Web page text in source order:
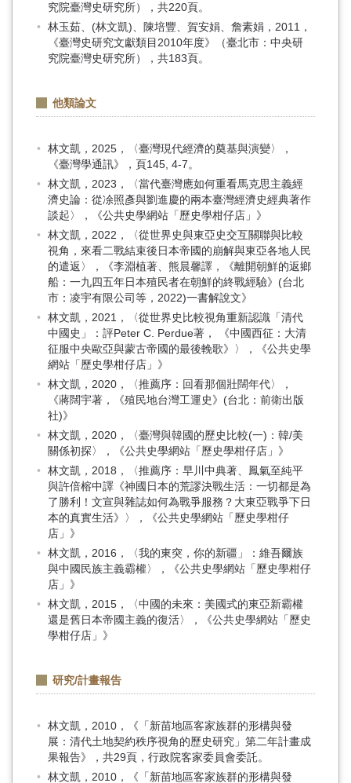
究院臺灣史研究所），共220頁。
林玉茹、(林文凱)、陳培豐、賀安娟、詹素娟，2011，
《臺灣史研究文獻類目2010年度》（臺北市：中央研
究院臺灣史研究所），共183頁。
他類論文
林文凱，2025，〈臺灣現代經濟的奠基與演變〉，
《臺灣學通訊》，頁145, 4-7。
林文凱，2023，〈當代臺灣應如何重看馬克思主義經
濟史論：從凃照彥與劉進慶的兩本臺灣經濟史經典著作
談起〉，《公共史學網站「歷史學柑仔店」》
林文凱，2022，〈從世界史與東亞史交互關聯與比較
視角，來看二戰結束後日本帝國的崩解與東亞各地人民
的遣返〉，《李淵植著、熊晨馨譯，《離開朝鮮的返鄉
船：一九四五年日本殖民者在朝鮮的終戰經驗》(台北
市：凌宇有限公司等，2022)一書解說文》
林文凱，2021，〈從世界史比較視角重新認識「清代
中國史」：評Peter C. Perdue著， 《中國西征：大清
征服中央歐亞與蒙古帝國的最後輓歌》〉，《公共史學
網站「歷史學柑仔店」》
林文凱，2020，〈推薦序：回看那個壯闊年代〉，
《蔣闊宇著，《殖民地台灣工運史》(台北：前衛出版
社)》
林文凱，2020，〈臺灣與韓國的歷史比較(一)：韓/美
關係初探〉，《公共史學網站「歷史學柑仔店」》
林文凱，2018，〈推薦序：早川中典著、鳳氣至純平
與許倍榕中譯《神國日本的荒謬決戰生活：一切都是為
了勝利！文宣與雜誌如何為戰爭服務？大東亞戰爭下日
本的真實生活》〉，《公共史學網站「歷史學柑仔
店」》
林文凱，2016，〈我的東突，你的新疆」：維吾爾族
與中國民族主義霸權〉，《公共史學網站「歷史學柑仔
店」》
林文凱，2015，〈中國的未來：美國式的東亞新霸權
還是舊日本帝國主義的復活〉，《公共史學網站「歷史
學柑仔店」》
研究/計畫報告
林文凱，2010，《「新苗地區客家族群的形構與發
展：清代土地契約秩序視角的歷史研究」第二年計畫成
果報告》，共29頁，行政院客家委員會委託。
林文凱，2010，《「新苗地區客家族群的形構與發